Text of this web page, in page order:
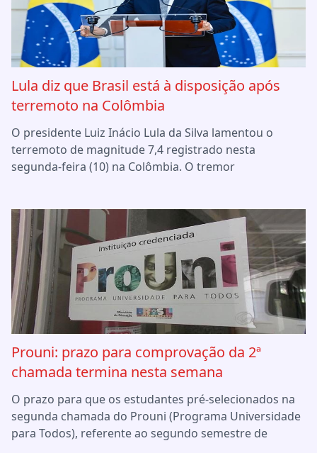
Lula diz que Brasil está à disposição após
terremoto na Colômbia
O presidente Luiz Inácio Lula da Silva lamentou o
terremoto de magnitude 7,4 registrado nesta
segunda-feira (10) na Colômbia. O tremor
Prouni: prazo para comprovação da 2ª
chamada termina nesta semana
O prazo para que os estudantes pré-selecionados na
segunda chamada do Prouni (Programa Universidade
para Todos), referente ao segundo semestre de